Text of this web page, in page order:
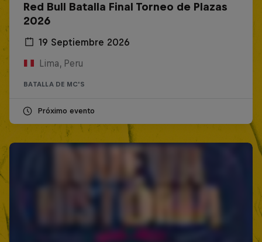
Red Bull Batalla Final Torneo de Plazas
2026
19 Septiembre 2026
Lima, Peru
BATALLA DE MC'S
Próximo evento